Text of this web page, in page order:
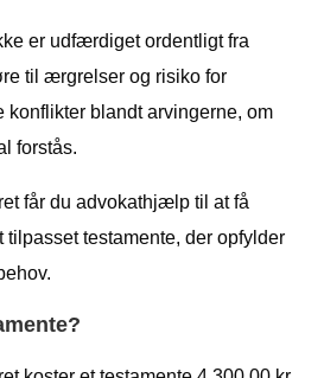
er udfærdiget ordentligt fra
til ærgrelser og risiko for
blandt arvingerne, om
forstås.
får du advokathjælp til at få
testamente, der opfylder